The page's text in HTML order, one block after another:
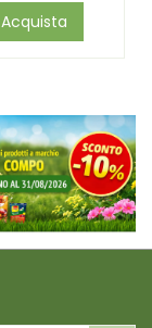
Acquista